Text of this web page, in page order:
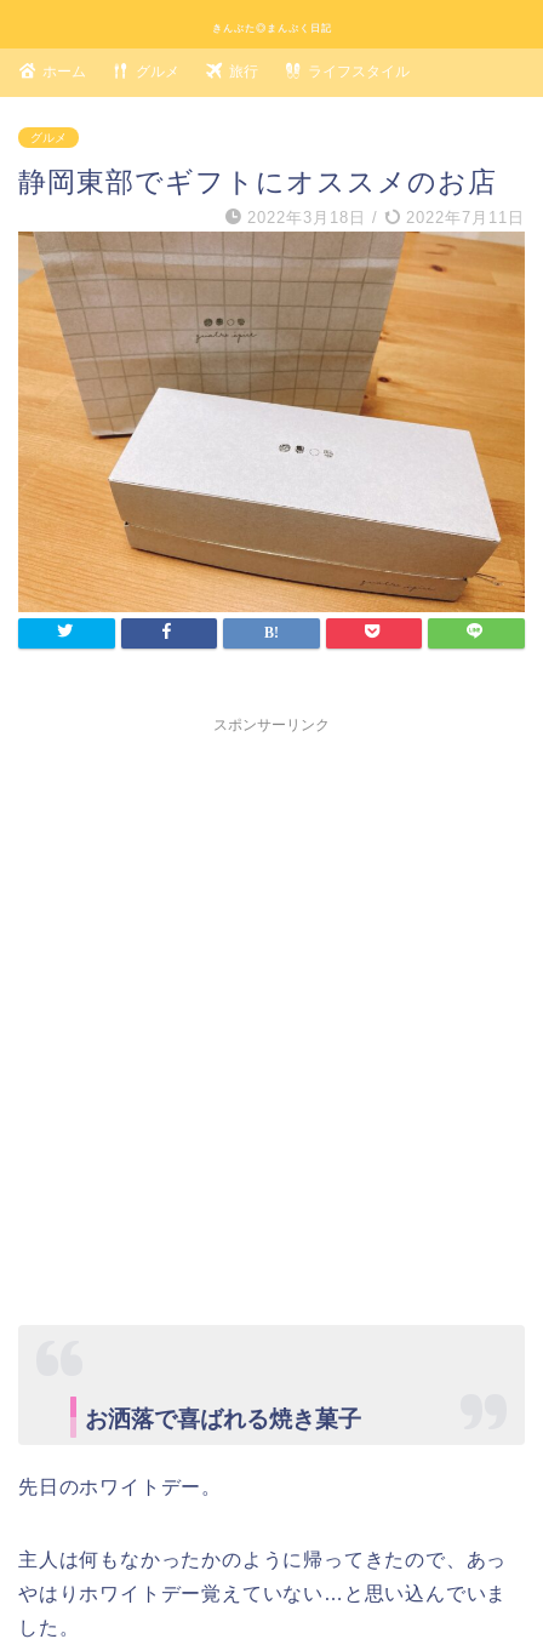
きんぶた◎まんぷく日記
ホーム グルメ 旅行 ライフスタイル
グルメ
静岡東部でギフトにオススメのお店
2022年3月18日 / 2022年7月11日
スポンサーリンク
お洒落で喜ばれる焼き菓子
先日のホワイトデー。
主人は何もなかったかのように帰ってきたので、あっ
やはりホワイトデー覚えていない…と思い込んでいま
した。